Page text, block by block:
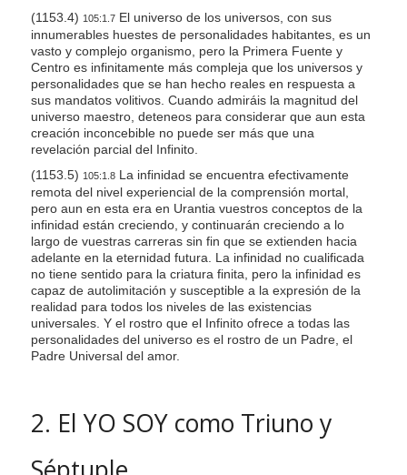
(1153.4) 105:1.7El universo de los universos, con sus
innumerables huestes de personalidades habitantes, es un
vasto y complejo organismo, pero la Primera Fuente y
Centro es infinitamente más compleja que los universos y
personalidades que se han hecho reales en respuesta a
sus mandatos volitivos. Cuando admiráis la magnitud del
universo maestro, deteneos para considerar que aun esta
creación inconcebible no puede ser más que una
revelación parcial del Infinito.
(1153.5) 105:1.8La infinidad se encuentra efectivamente
remota del nivel experiencial de la comprensión mortal,
pero aun en esta era en Urantia vuestros conceptos de la
infinidad están creciendo, y continuarán creciendo a lo
largo de vuestras carreras sin fin que se extienden hacia
adelante en la eternidad futura. La infinidad no cualificada
no tiene sentido para la criatura finita, pero la infinidad es
capaz de autolimitación y susceptible a la expresión de la
realidad para todos los niveles de las existencias
universales. Y el rostro que el Infinito ofrece a todas las
personalidades del universo es el rostro de un Padre, el
Padre Universal del amor.
2. El YO SOY como Triuno y